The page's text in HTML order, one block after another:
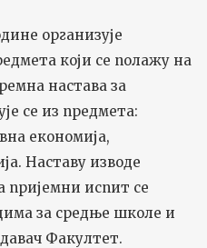
организује
који се полажу на
настава за
се из предмета:
економија,
Наставу изводе
пријемни испит се
за средње школе и
Факултет.